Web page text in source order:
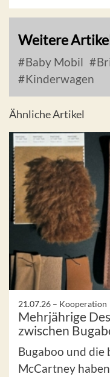
Weitere
Baby Mobil
Kinderwagen
Ähnliche Artikel
21.07.26 – Kooperation
Mehrjährige
zwischen
Bugaboo und die
McCartney